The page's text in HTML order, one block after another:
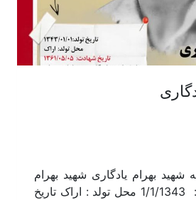
شهید بهرام یادگاری شهید بهرام
یادگاری تاریخ تولد : 1/1/1343 محل تولد : اراک تاریخ